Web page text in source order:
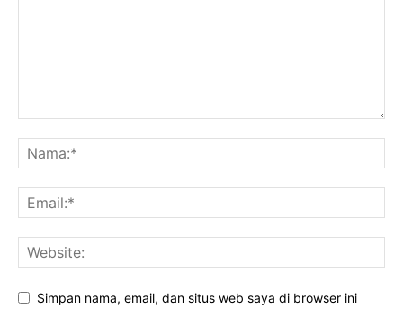
Simpan nama, email, dan situs web saya di browser ini